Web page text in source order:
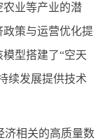
农业等产业的潜
策与运营优化提
型搭建了“空天
续发展提供技术
济相关的高质量数